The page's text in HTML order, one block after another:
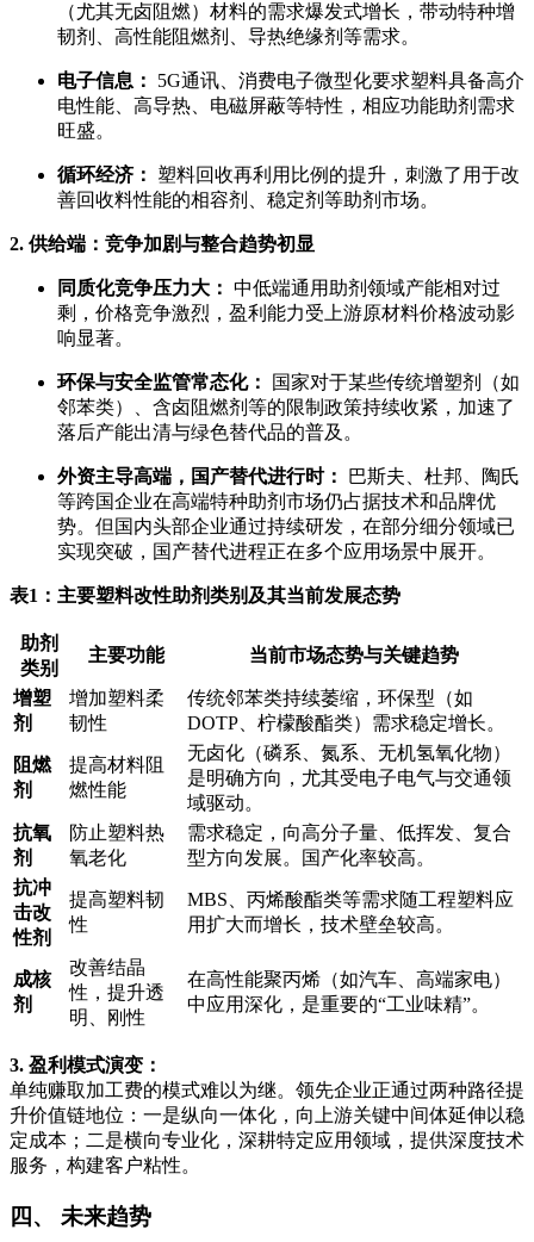
（尤其无卤阻燃）材料的需求爆发式增长，带动特种增
韧剂、高性能阻燃剂、导热绝缘剂等需求。
电子信息：
5G通讯、消费电子微型化要求塑料具备高介
电性能、高导热、电磁屏蔽等特性，相应功能助剂需求
旺盛。
循环经济：
塑料回收再利用比例的提升，刺激了用于改
善回收料性能的相容剂、稳定剂等助剂市场。
2. 供给端：竞争加剧与整合趋势初显
同质化竞争压力大： 中低端通用助剂领域产能相对过
剩，价格竞争激烈，盈利能力受上游原材料价格波动影
响显著。
环保与安全监管常态化：
国家对于某些传统增塑剂（如
邻苯类）、含卤阻燃剂等的限制政策持续收紧，加速了
落后产能出清与绿色替代品的普及。
外资主导高端，国产替代进行时：
巴斯夫、杜邦、陶氏
等跨国企业在高端特种助剂市场仍占据技术和品牌优
势。但国内头部企业通过持续研发，在部分细分领域已
实现突破，国产替代进程正在多个应用场景中展开。
表1：主要塑料改性助剂类别及其当前发展态势
助剂
类别
主要功能 当前市场态势与关键趋势
增塑
剂
增加塑料柔
韧性
传统邻苯类持续萎缩，环保型（如
DOTP、柠檬酸酯类）需求稳定增长。
阻燃
剂
提高材料阻
燃性能
无卤化（磷系、氮系、无机氢氧化物）
是明确方向，尤其受电子电气与交通领
域驱动。
抗氧
剂
防止塑料热
氧老化
需求稳定，向高分子量、低挥发、复合
型方向发展。国产化率较高。
抗冲
击改
性剂
提高塑料韧
性
MBS、丙烯酸酯类等需求随工程塑料应
用扩大而增长，技术壁垒较高。
成核
剂
改善结晶
性，提升透
明、刚性
在高性能聚丙烯（如汽车、高端家电）
中应用深化，是重要的“工业味精”。
3. 盈利模式演变：
单纯赚取加工费的模式难以为继。领先企业正通过两种路径提
升价值链地位：一是纵向一体化，向上游关键中间体延伸以稳
定成本；二是横向专业化，深耕特定应用领域，提供深度技术
服务，构建客户粘性。
四、 未来趋势